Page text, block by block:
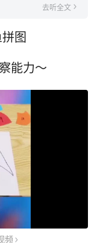
去听全文
图
能力～
频